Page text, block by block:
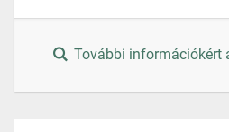
További információkért